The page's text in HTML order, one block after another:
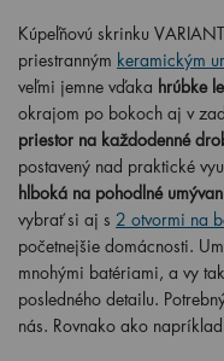
Kúpeľňovú skrinku
priestranným keramickým
veľmi jemne vďaka hrúbke
okrajom po bokoch aj v
priestor na každodenné
postavený nad praktické
hlboká na pohodlné
vybrať si aj s 2 otvormi na
početnejšie domácnosti.
mnohými batériami, a vy
posledného detailu.
nás. Rovnako ako